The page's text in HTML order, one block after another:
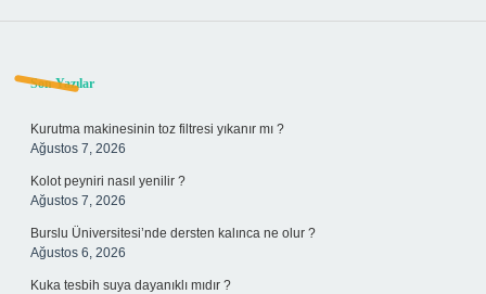
Sidebar
Son Yazılar
Kurutma makinesinin toz filtresi yıkanır mı ?
Ağustos 7, 2026
Kolot peyniri nasıl yenilir ?
Ağustos 7, 2026
Burslu Üniversitesi’nde dersten kalınca ne olur ?
Ağustos 6, 2026
Kuka tesbih suya dayanıklı mıdır ?